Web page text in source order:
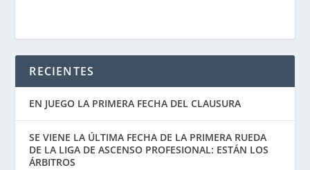
RECIENTES
EN JUEGO LA PRIMERA FECHA DEL CLAUSURA
SE VIENE LA ÚLTIMA FECHA DE LA PRIMERA RUEDA
DE LA LIGA DE ASCENSO PROFESIONAL: ESTÁN LOS
ÁRBITROS